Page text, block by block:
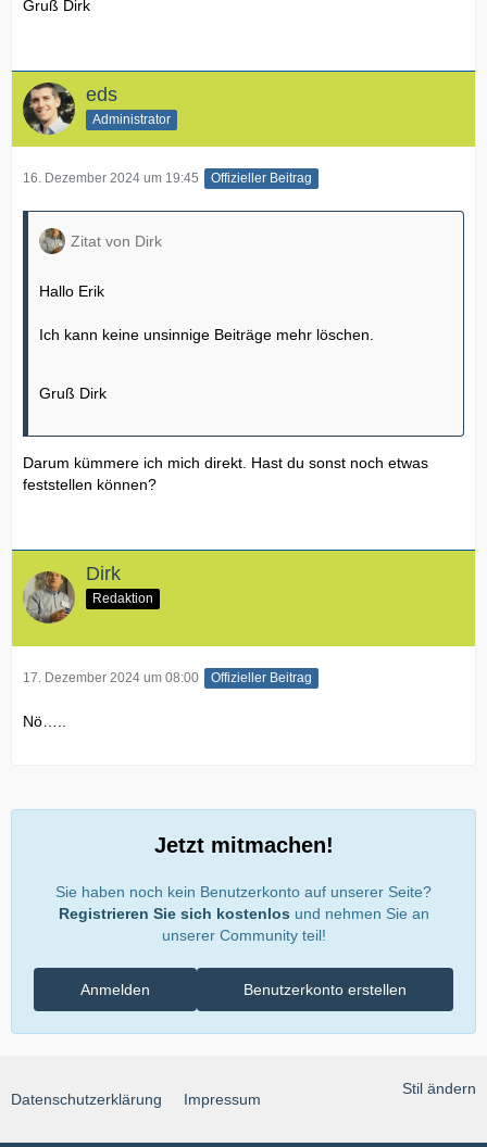
Gruß Dirk
eds
Administrator
16. Dezember 2024 um 19:45 Offizieller Beitrag
Zitat von Dirk
Hallo Erik
Ich kann keine unsinnige Beiträge mehr löschen.
Gruß Dirk
Darum kümmere ich mich direkt. Hast du sonst noch etwas
feststellen können?
Dirk
Redaktion
17. Dezember 2024 um 08:00 Offizieller Beitrag
Nö…..
Jetzt mitmachen!
Sie haben noch kein Benutzerkonto auf unserer Seite?
Registrieren Sie sich kostenlos und nehmen Sie an
unserer Community teil!
Benutzerkonto erstellen
Anmelden
Stil ändern
Datenschutzerklärung Impressum